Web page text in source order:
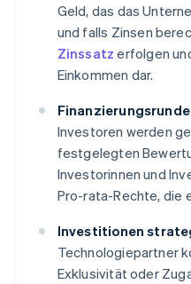
Geld, das das
und falls Zinsen
Zinssatz erfolgen
Einkommen dar.
Investoren werden
festgelegten
Investorinnen und
Pro-rata-Rechte, die
Investitionen
Technologiepartner
Exklusivität oder